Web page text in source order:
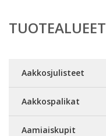
TUOTEALUEET
Aakkosjulisteet
Aakkospalikat
Aamiaiskupit